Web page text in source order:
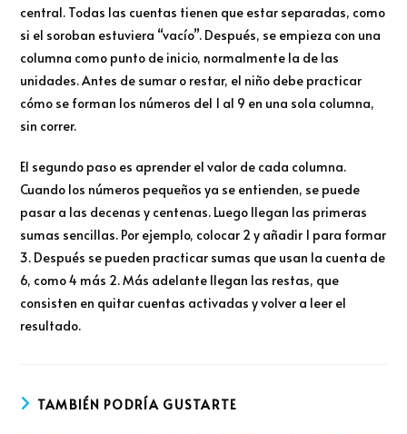
central. Todas las cuentas tienen que estar separadas, como
si el soroban estuviera “vacío”. Después, se empieza con una
columna como punto de inicio, normalmente la de las
unidades. Antes de sumar o restar, el niño debe practicar
cómo se forman los números del 1 al 9 en una sola columna,
sin correr.
El segundo paso es aprender el valor de cada columna.
Cuando los números pequeños ya se entienden, se puede
pasar a las decenas y centenas. Luego llegan las primeras
sumas sencillas. Por ejemplo, colocar 2 y añadir 1 para formar
3. Después se pueden practicar sumas que usan la cuenta de
6, como 4 más 2. Más adelante llegan las restas, que
consisten en quitar cuentas activadas y volver a leer el
resultado.
TAMBIÉN PODRÍA GUSTARTE